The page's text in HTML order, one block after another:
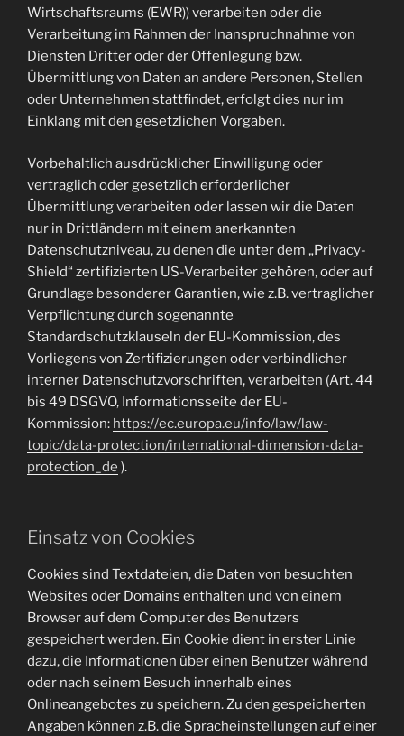
Wirtschaftsraums (EWR)) verarbeiten oder die
Verarbeitung im Rahmen der Inanspruchnahme von
Diensten Dritter oder der Offenlegung bzw.
Übermittlung von Daten an andere Personen, Stellen
oder Unternehmen stattfindet, erfolgt dies nur im
Einklang mit den gesetzlichen Vorgaben.
Vorbehaltlich ausdrücklicher Einwilligung oder
vertraglich oder gesetzlich erforderlicher
Übermittlung verarbeiten oder lassen wir die Daten
nur in Drittländern mit einem anerkannten
Datenschutzniveau, zu denen die unter dem „Privacy-
Shield“ zertifizierten US-Verarbeiter gehören, oder auf
Grundlage besonderer Garantien, wie z.B. vertraglicher
Verpflichtung durch sogenannte
Standardschutzklauseln der EU-Kommission, des
Vorliegens von Zertifizierungen oder verbindlicher
interner Datenschutzvorschriften, verarbeiten (Art. 44
bis 49 DSGVO, Informationsseite der EU-
Kommission: https://ec.europa.eu/info/law/law-
topic/data-protection/international-dimension-data-
protection_de ).
Einsatz von Cookies
Cookies sind Textdateien, die Daten von besuchten
Websites oder Domains enthalten und von einem
Browser auf dem Computer des Benutzers
gespeichert werden. Ein Cookie dient in erster Linie
dazu, die Informationen über einen Benutzer während
oder nach seinem Besuch innerhalb eines
Onlineangebotes zu speichern. Zu den gespeicherten
Angaben können z.B. die Spracheinstellungen auf einer